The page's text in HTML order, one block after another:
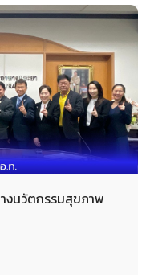
งนวัตกรรมสุขภาพ